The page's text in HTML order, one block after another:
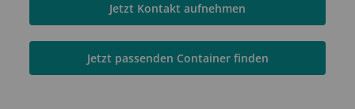
Jetzt Kontakt aufnehmen
Jetzt passenden Container finden